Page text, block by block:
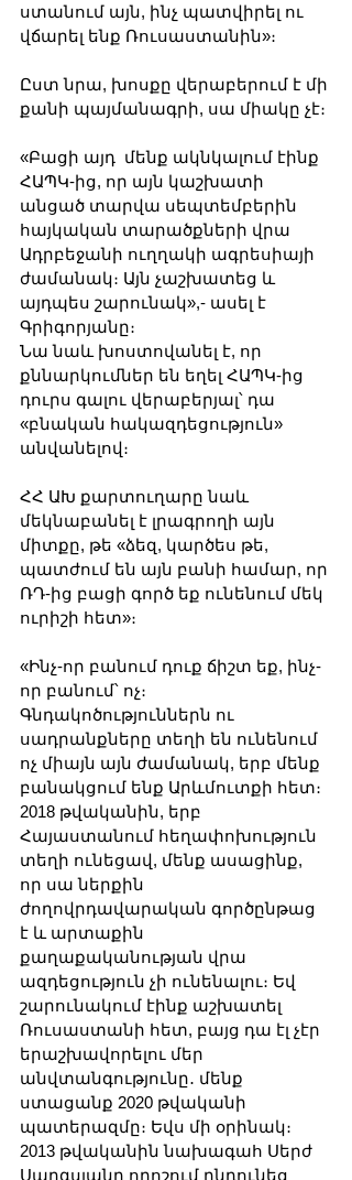
ստանում այն, ինչ պատվիրել ու
վճարել ենք Ռուսաստանին»։
Ըստ նրա, խոսքը վերաբերում է մի
քանի պայմանագրի, սա միակը չէ։
«Բացի այդ  մենք ակնկալում էինք
ՀԱՊԿ-ից, որ այն կաշխատի
անցած տարվա սեպտեմբերին
հայկական տարածքների վրա
Ադրբեջանի ուղղակի ագրեսիայի
ժամանակ։ Այն չաշխատեց և
այդպես շարունակ»,- ասել է
Գրիգորյանը։
Նա նաև խոստովանել է, որ
քննարկումներ են եղել ՀԱՊԿ-ից
դուրս գալու վերաբերյալ՝ դա
«բնական հակազդեցություն»
անվանելով։
ՀՀ ԱԽ քարտուղարը նաև
մեկնաբանել է լրագրողի այն
միտքը, թե «ձեզ, կարծես թե,
պատժում են այն բանի համար, որ
ՌԴ-ից բացի գործ եք ունենում մեկ
ուրիշի հետ»։
«Ինչ-որ բանում դուք ճիշտ եք, ինչ-
որ բանում՝ ոչ։
Գնդակոծություններն ու
սադրանքները տեղի են ունենում
ոչ միայն այն ժամանակ, երբ մենք
բանակցում ենք Արևմուտքի հետ։
2018 թվականին, երբ
Հայաստանում հեղափոխություն
տեղի ունեցավ, մենք ասացինք,
որ սա ներքին
ժողովրդավարական գործընթաց
է և արտաքին
քաղաքականության վրա
ազդեցություն չի ունենալու։ Եվ
շարունակում էինք աշխատել
Ռուսաստանի հետ, բայց դա էլ չէր
երաշխավորելու մեր
անվտանգությունը․ մենք
ստացանք 2020 թվականի
պատերազմը։ Եվս մի օրինակ։
2013 թվականին նախագահ Սերժ
Սարգսյանը որոշում ընդունեց